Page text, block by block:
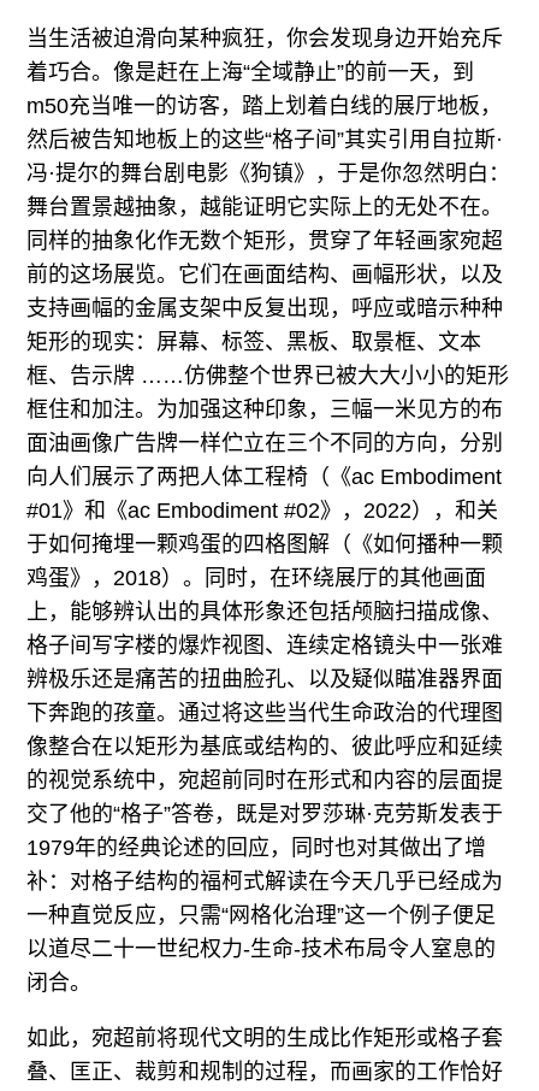
当生活被迫滑向某种疯狂，你会发现身边开始充斥
着巧合。像是赶在上海“全域静止”的前一天，到
m50充当唯一的访客，踏上划着白线的展厅地板，
然后被告知地板上的这些“格子间”其实引用自拉斯·
冯·提尔的舞台剧电影《狗镇》，于是你忽然明白：
舞台置景越抽象，越能证明它实际上的无处不在。
同样的抽象化作无数个矩形，贯穿了年轻画家宛超
前的这场展览。它们在画面结构、画幅形状，以及
支持画幅的金属支架中反复出现，呼应或暗示种种
矩形的现实：屏幕、标签、黑板、取景框、文本
框、告示牌 ……仿佛整个世界已被大大小小的矩形
框住和加注。为加强这种印象，三幅一米见方的布
面油画像广告牌一样伫立在三个不同的方向，分别
向人们展示了两把人体工程椅（《ac Embodiment
#01》和《ac Embodiment #02》，2022），和关
于如何掩埋一颗鸡蛋的四格图解（《如何播种一颗
鸡蛋》，2018）。同时，在环绕展厅的其他画面
上，能够辨认出的具体形象还包括颅脑扫描成像、
格子间写字楼的爆炸视图、连续定格镜头中一张难
辨极乐还是痛苦的扭曲脸孔、以及疑似瞄准器界面
下奔跑的孩童。通过将这些当代生命政治的代理图
像整合在以矩形为基底或结构的、彼此呼应和延续
的视觉系统中，宛超前同时在形式和内容的层面提
交了他的“格子”答卷，既是对罗莎琳·克劳斯发表于
1979年的经典论述的回应，同时也对其做出了增
补：对格子结构的福柯式解读在今天几乎已经成为
一种直觉反应，只需“网格化治理”这一个例子便足
以道尽二十一世纪权力-生命-技术布局令人窒息的
闭合。
如此，宛超前将现代文明的生成比作矩形或格子套
叠、匡正、裁剪和规制的过程，而画家的工作恰好